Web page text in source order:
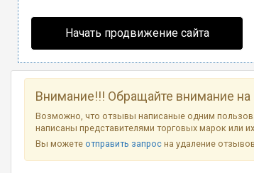
Начать продвижение сайта
Внимание!!! Обращайте внимание на
Возможно, что отзывы написаные одним
написаны представителями торговых марок или
Вы можетеотправить запрос на удаление